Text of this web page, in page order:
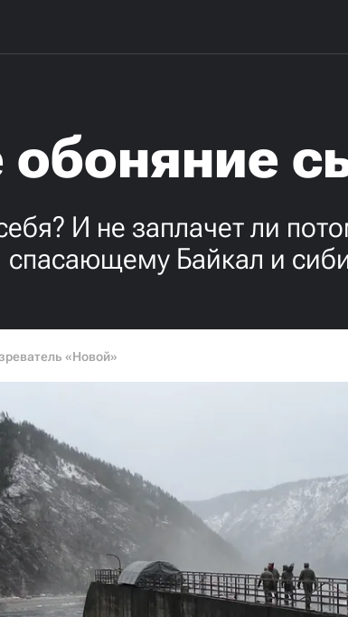
И не заплачет ли
спасающему Байкал и
«Новой»